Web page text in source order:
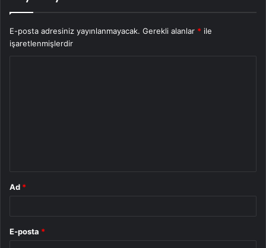
E-posta adresiniz yayınlanmayacak. Gerekli alanlar * ile
işaretlenmişlerdir
Ad *
E-posta *